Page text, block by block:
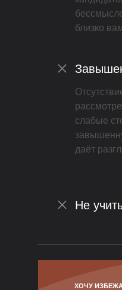
близко
Не
слабые
даёт
ХОЧУ